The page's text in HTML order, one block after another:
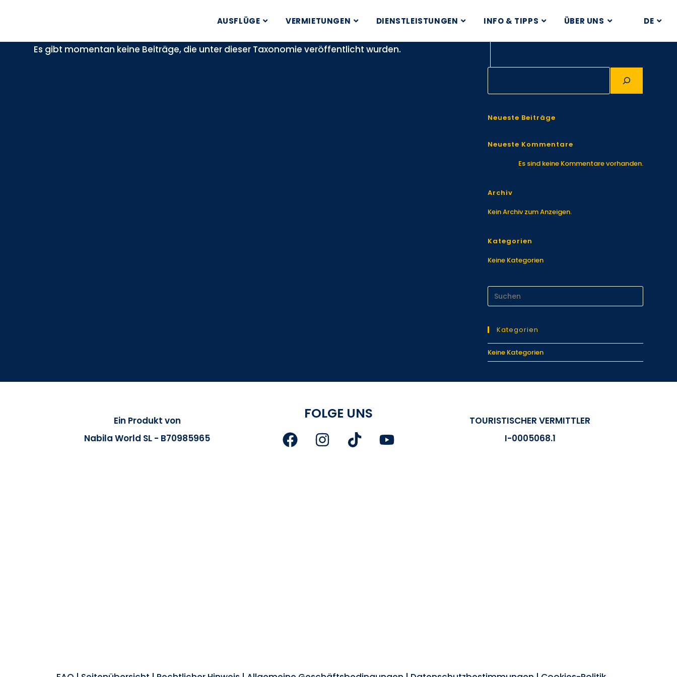
AUSFLÜGE VERMIETUNGEN DIENSTLEISTUNGEN INFO & TIPPS ÜBER UNS DE
Es gibt momentan keine Beiträge, die unter dieser Taxonomie veröffentlicht wurden.
Neueste Beiträge
Neueste Kommentare
Es sind keine Kommentare vorhanden.
Archiv
Kein Archiv zum Anzeigen.
Kategorien
Keine Kategorien
Kategorien
Keine Kategorien
Ein Produkt von
Nabila World SL - B70985965
FOLGE UNS
TOURISTISCHER VERMITTLER
I-0005068.1